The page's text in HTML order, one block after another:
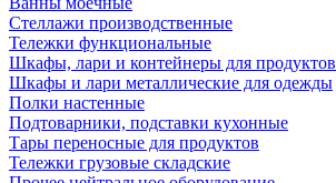
Стеллажи производственные
Тележки функциональные
Шкафы, лари и контейнеры для продуктов
Шкафы и лари металлические для одежды
Полки настенные
Подтоварники, подставки кухонные
Тары переносные для продуктов
Тележки грузовые складские